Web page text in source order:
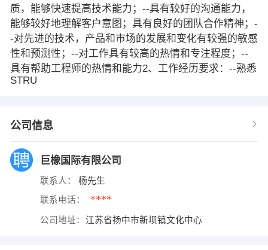
质，能够快速提高技术能力；--具有较好的沟通能力，
能够较好地理解客户意图；具有良好的团队合作精神；-
-对先进的技术，产品和市场的发展和变化有较强的敏感
性和预测性；--对工作具有较高的热情和专注程度；--
具有帮助工程师的热情和能力2、工作经历要求：--熟悉
STRU
公司信息
巨橡国际有限公司
联系人： 杨先生
联系电话： ****
公司地址： 江苏省扬中市新坝镇文化中心